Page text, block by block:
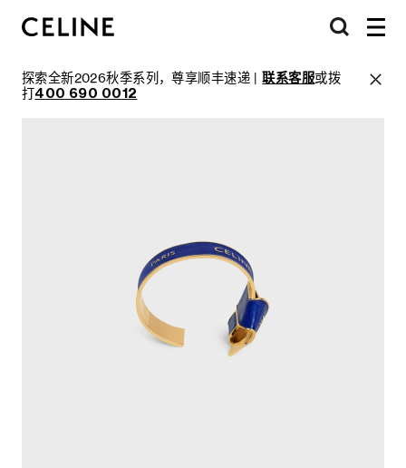
探索全新2026秋季系列，尊享顺丰速递 |联系客服或拨
打400 690 0012